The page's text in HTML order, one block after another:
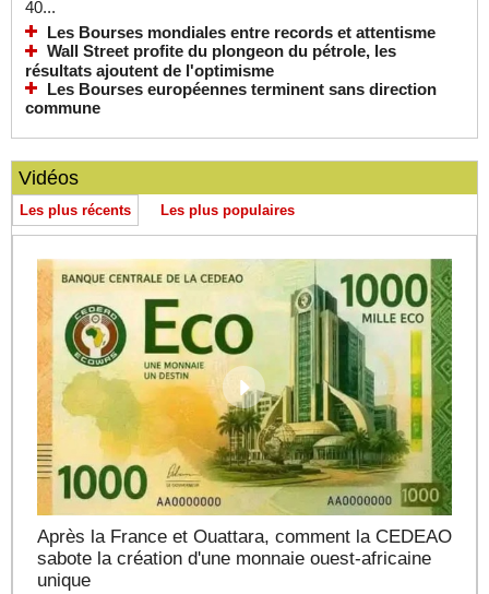
40...
Les Bourses mondiales entre records et attentisme
Wall Street profite du plongeon du pétrole, les
résultats ajoutent de l'optimisme
Les Bourses européennes terminent sans direction
commune
Vidéos
Les plus récents Les plus populaires
Après la France et Ouattara, comment la CEDEAO
sabote la création d'une monnaie ouest-africaine
unique